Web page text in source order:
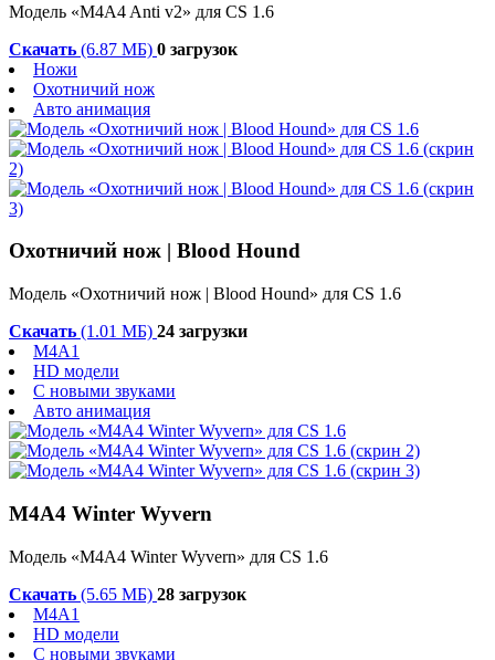
Модель «M4A4 Anti v2» для CS 1.6
Скачать (6.87 МБ) 0 загрузок
Ножи
Охотничий нож
Авто анимация
Охотничий нож | Blood Hound
Модель «Охотничий нож | Blood Hound» для CS 1.6
Скачать (1.01 МБ) 24 загрузки
M4A1
HD модели
С новыми звуками
Авто анимация
M4A4 Winter Wyvern
Модель «M4A4 Winter Wyvern» для CS 1.6
Скачать (5.65 МБ) 28 загрузок
M4A1
HD модели
С новыми звуками